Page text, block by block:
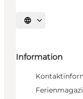
Sprache auswählen
Information